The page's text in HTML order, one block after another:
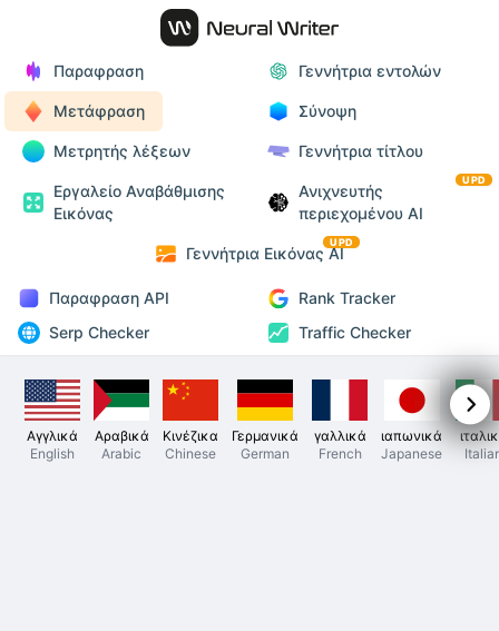
Παραφραση Γεννήτρια εντολών
Μετάφραση Σύνοψη
Μετρητής λέξεων Γεννήτρια τίτλου
Εργαλείο Αναβάθμισης
Εικόνας
Ανιχνευτής
περιεχομένου AI
UPD
Γεννήτρια Εικόνας AI
UPD
Παραφραση API
Rank Tracker
Serp Checker
Traffic Checker
Αγγλικά
English
Αραβικά
Arabic
Κινέζικα
Chinese
Γερμανικά
German
γαλλικά
French
ιαπωνικά
Japanese